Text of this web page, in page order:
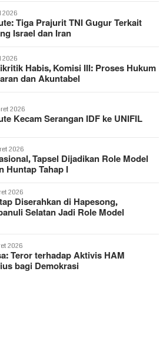
2026
Tiga Prajurit TNI Gugur Terkait
Israel dan Iran
2026
Habis, Komisi III: Proses Hukum
dan Akuntabel
2026
Kecam Serangan IDF ke UNIFIL
2026
Tapsel Dijadikan Role Model
Huntap Tahap I
2026
Diserahkan di Hapesong,
Selatan Jadi Role Model
2026
Teror terhadap Aktivis HAM
bagi Demokrasi